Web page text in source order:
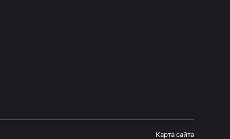
Карта сайта